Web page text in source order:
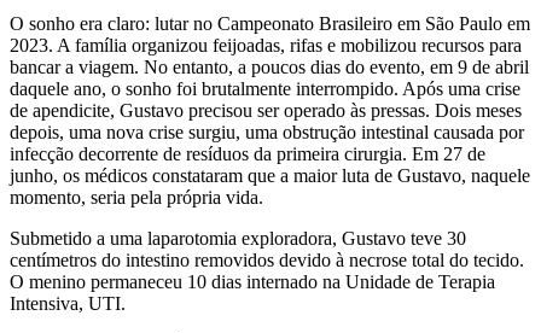
O sonho era claro: lutar no Campeonato Brasileiro em São Paulo em
2023. A família organizou feijoadas, rifas e mobilizou recursos para
bancar a viagem. No entanto, a poucos dias do evento, em 9 de abril
daquele ano, o sonho foi brutalmente interrompido. Após uma crise
de apendicite, Gustavo precisou ser operado às pressas. Dois meses
depois, uma nova crise surgiu, uma obstrução intestinal causada por
infecção decorrente de resíduos da primeira cirurgia. Em 27 de
junho, os médicos constataram que a maior luta de Gustavo, naquele
momento, seria pela própria vida.
Submetido a uma laparotomia exploradora, Gustavo teve 30
centímetros do intestino removidos devido à necrose total do tecido.
O menino permaneceu 10 dias internado na Unidade de Terapia
Intensiva, UTI.